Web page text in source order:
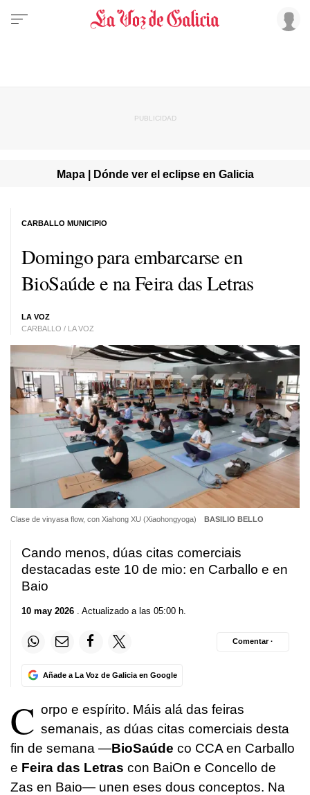
Mapa | Dónde ver el eclipse en Galicia
Domingo para embarcarse en
BioSaúde e na Feira das Letras
LA VOZ
CARBALLO / LA VOZ
CARBALLO MUNICIPIO
Clase de vinyasa flow, con Xiahong XU (Xiaohongyoga) BASILIO BELLO
Cando menos, dúas citas comerciais
destacadas este 10 de mio: en Carballo e en
Baio
10 may 2026 . Actualizado a las 05:00 h.
Añade a La Voz de Galicia en Google
Comentar ·
C orpo e espírito. Máis alá das feiras
semanais, as dúas citas comerciais desta
fin de semana —BioSaúde co CCA en Carballo
e Feira das Letras con BaiOn e Concello de
Zas en Baio— unen eses dous conceptos. Na